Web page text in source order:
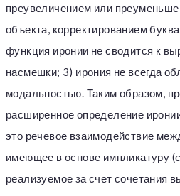
преувеличением или
объекта, корректированием
функция иронии не сводится к
насмешки; 3) ирония не всегда
модальностью. Таким образом,
расширенное определение
это речевое взаимодействие
имеющее в основе импликатуру
реализуемое за счет сочетания